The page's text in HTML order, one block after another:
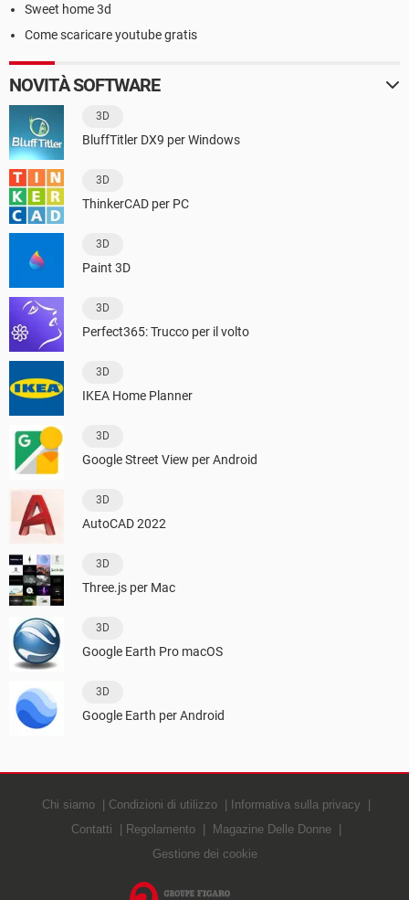
Sweet home 3d
Come scaricare youtube gratis
NOVITÀ SOFTWARE
3D
BluffTitler DX9 per Windows
3D
ThinkerCAD per PC
3D
Paint 3D
3D
Perfect365: Trucco per il volto
3D
IKEA Home Planner
3D
Google Street View per Android
3D
AutoCAD 2022
3D
Three.js per Mac
3D
Google Earth Pro macOS
3D
Google Earth per Android
Chi siamo Condizioni di utilizzo
Informativa sulla privacy
Contatti
Regolamento
Magazine Delle Donne
Gestione dei cookie